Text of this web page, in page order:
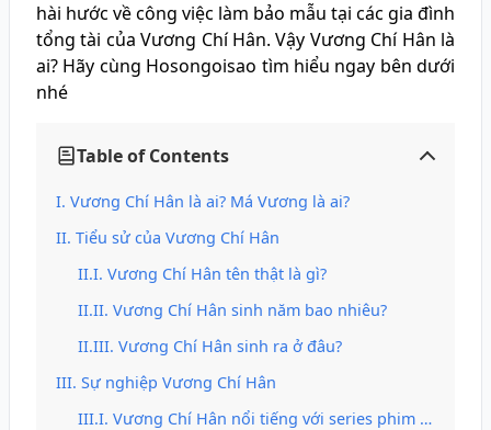
hài hước về công việc làm bảo mẫu tại các gia đình
tổng tài của Vương Chí Hân. Vậy Vương Chí Hân là
ai? Hãy cùng Hosongoisao tìm hiểu ngay bên dưới
nhé
Table of Contents
Vương Chí Hân là ai? Má Vương là ai?
Tiểu sử của Vương Chí Hân
Vương Chí Hân tên thật là gì?
Vương Chí Hân sinh năm bao nhiêu?
Vương Chí Hân sinh ra ở đâu?
Sự nghiệp Vương Chí Hân
Vương Chí Hân nổi tiếng với series phim ngắn hài trên mạng xã hội